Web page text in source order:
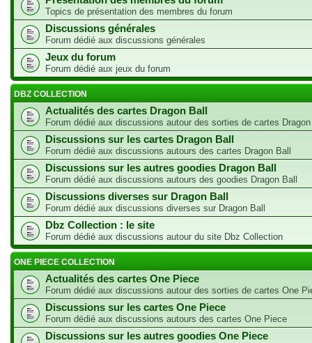
Topics de présentation des membres du forum
Discussions générales
Forum dédié aux discussions générales
Jeux du forum
Forum dédié aux jeux du forum
DBZ COLLECTION
Actualités des cartes Dragon Ball
Forum dédié aux discussions autour des sorties de cartes
Discussions sur les cartes Dragon Ball
Forum dédié aux discussions autours des cartes Dragon Ball
Discussions sur les autres goodies Dragon Ball
Forum dédié aux discussions autours des goodies Dragon Ball
Discussions diverses sur Dragon Ball
Forum dédié aux discussions diverses sur Dragon Ball
Dbz Collection : le site
Forum dédié aux discussions autour du site Dbz Collection
ONE PIECE COLLECTION
Actualités des cartes One Piece
Forum dédié aux discussions autour des sorties de cartes One
Discussions sur les cartes One Piece
Forum dédié aux discussions autours des cartes One Piece
Discussions sur les autres goodies One Piece